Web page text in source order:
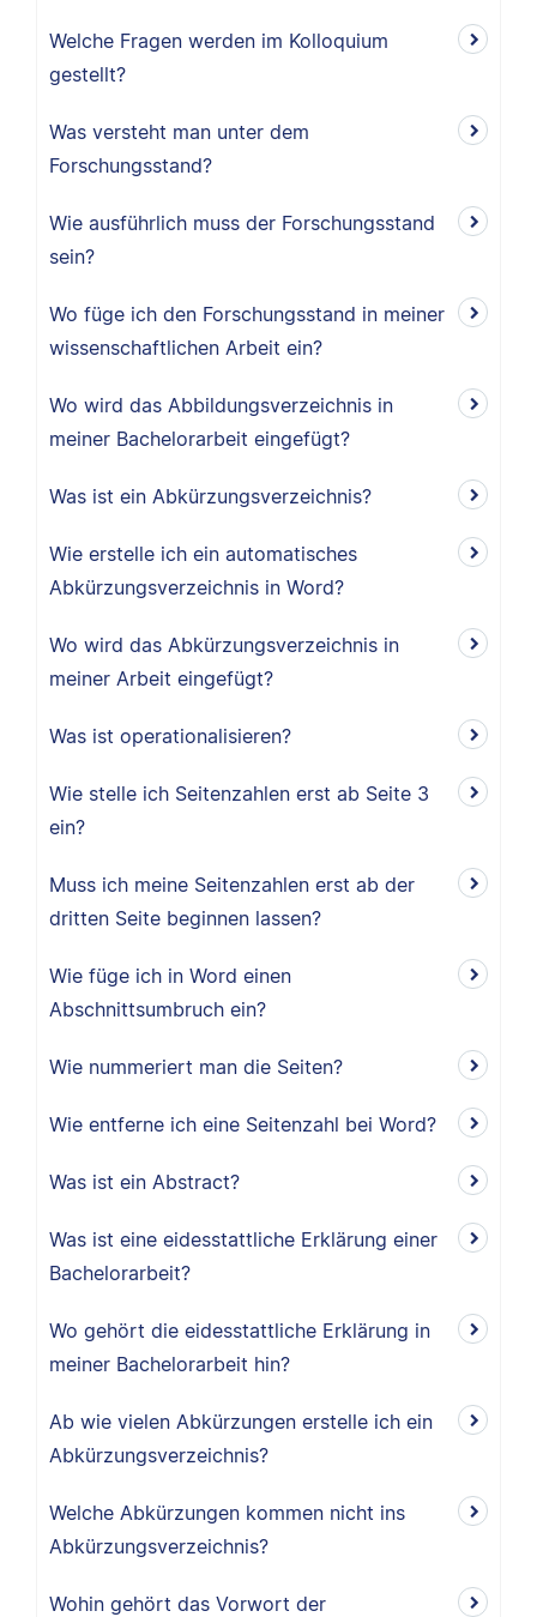
Welche Fragen werden im Kolloquium
gestellt?
Was versteht man unter dem
Forschungsstand?
Wie ausführlich muss der Forschungsstand
sein?
Wo füge ich den Forschungsstand in meiner
wissenschaftlichen Arbeit ein?
Wo wird das Abbildungsverzeichnis in
meiner Bachelorarbeit eingefügt?
Was ist ein Abkürzungsverzeichnis?
Wie erstelle ich ein automatisches
Abkürzungsverzeichnis in Word?
Wo wird das Abkürzungsverzeichnis in
meiner Arbeit eingefügt?
Was ist operationalisieren?
Wie stelle ich Seitenzahlen erst ab Seite 3
ein?
Muss ich meine Seitenzahlen erst ab der
dritten Seite beginnen lassen?
Wie füge ich in Word einen
Abschnittsumbruch ein?
Wie nummeriert man die Seiten?
Wie entferne ich eine Seitenzahl bei Word?
Was ist ein Abstract?
Was ist eine eidesstattliche Erklärung einer
Bachelorarbeit?
Wo gehört die eidesstattliche Erklärung in
meiner Bachelorarbeit hin?
Ab wie vielen Abkürzungen erstelle ich ein
Abkürzungsverzeichnis?
Welche Abkürzungen kommen nicht ins
Abkürzungsverzeichnis?
Wohin gehört das Vorwort der